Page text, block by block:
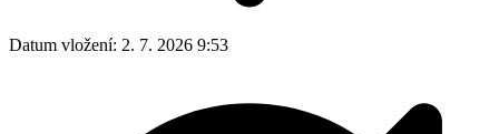
Datum vložení: 2. 7. 2026 9:53